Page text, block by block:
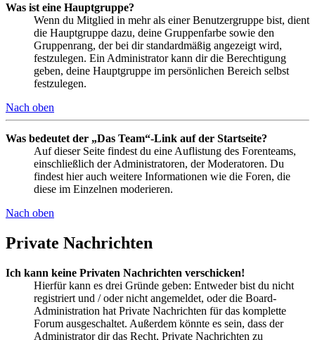
Was ist eine Hauptgruppe?
Wenn du Mitglied in mehr als einer Benutzergruppe bist, dient
die Hauptgruppe dazu, deine Gruppenfarbe sowie den
Gruppenrang, der bei dir standardmäßig angezeigt wird,
festzulegen. Ein Administrator kann dir die Berechtigung
geben, deine Hauptgruppe im persönlichen Bereich selbst
festzulegen.
Nach oben
Was bedeutet der „Das Team“-Link auf der Startseite?
Auf dieser Seite findest du eine Auflistung des Forenteams,
einschließlich der Administratoren, der Moderatoren. Du
findest hier auch weitere Informationen wie die Foren, die
diese im Einzelnen moderieren.
Nach oben
Private Nachrichten
Ich kann keine Privaten Nachrichten verschicken!
Hierfür kann es drei Gründe geben: Entweder bist du nicht
registriert und / oder nicht angemeldet, oder die Board-
Administration hat Private Nachrichten für das komplette
Forum ausgeschaltet. Außerdem könnte es sein, dass der
Administrator dir das Recht, Private Nachrichten zu